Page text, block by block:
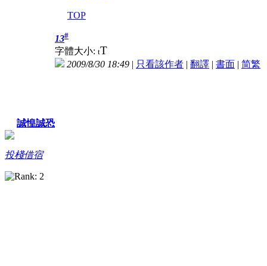
TOP
誠惶誠恐
投棧借宿
13#
字體大小: tT
2009/8/30 18:49 | 只看該作者 | 翻譯 | 書面 | 简繁